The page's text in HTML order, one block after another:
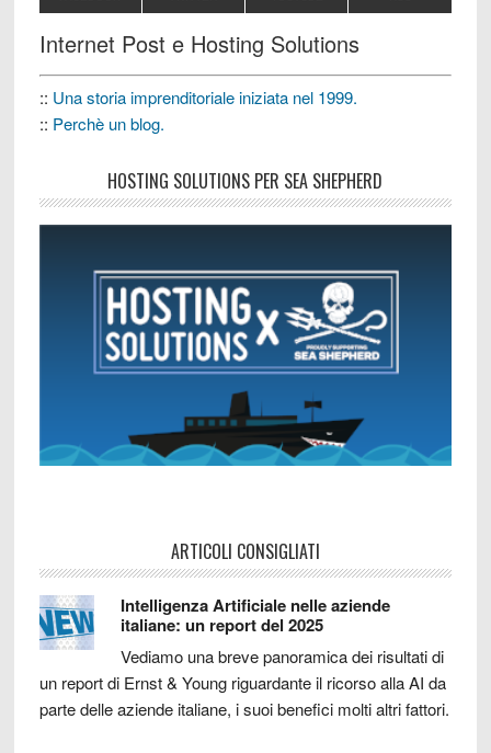
Internet Post e Hosting Solutions
:: Una storia imprenditoriale iniziata nel 1999.
:: Perchè un blog.
HOSTING SOLUTIONS PER SEA SHEPHERD
ARTICOLI CONSIGLIATI
Intelligenza Artificiale nelle aziende
italiane: un report del 2025
Vediamo una breve panoramica dei risultati di
un report di Ernst & Young riguardante il ricorso alla AI da
parte delle aziende italiane, i suoi benefici molti altri fattori.